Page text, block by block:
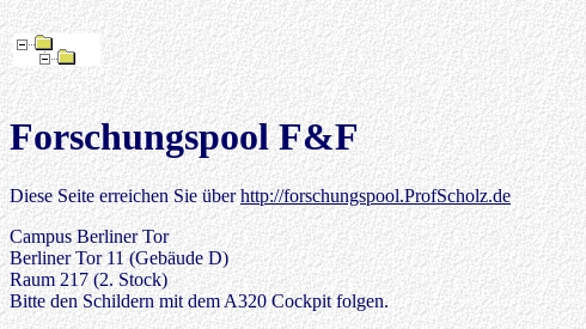
Forschungspool F&F
Diese Seite erreichen Sie überhttp://forschungspool.ProfScholz.de
Campus Berliner Tor
Berliner Tor 11 (Gebäude D)
Raum 217 (2. Stock)
Bitte den Schildern mit dem A320 Cockpit folgen.